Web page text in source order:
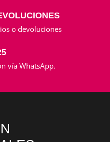
o devoluciones
vía WhatsApp.